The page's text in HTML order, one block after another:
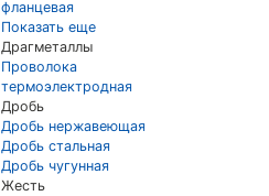
фланцевая
Показать еще
Драгметаллы
Проволока
термоэлектродная
Дробь
Дробь нержавеющая
Дробь стальная
Дробь чугунная
Жесть